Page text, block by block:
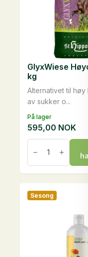
På lager
Alternativet til høy
av sukker o...
GlyxWiese
kg
595,00 NOK
GlyxWiese
Høycobs,
kg
antall
Sesong